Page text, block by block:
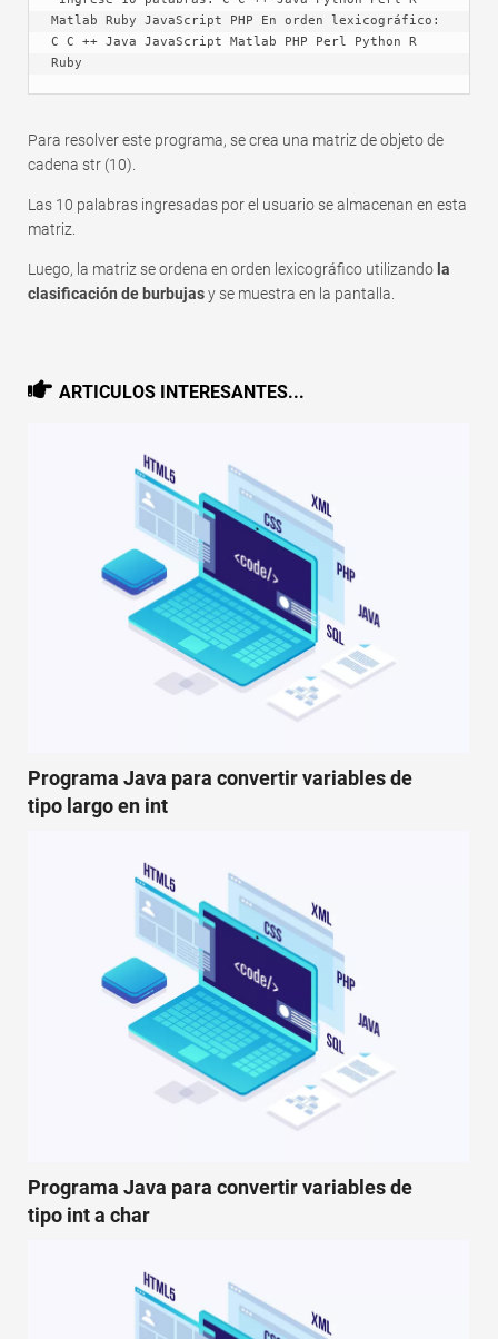
Matlab Ruby JavaScript PHP En orden lexicográfico:
C C ++ Java JavaScript Matlab PHP Perl Python R
Ruby
Para resolver este programa, se crea una matriz de objeto de
cadena str (10).
Las 10 palabras ingresadas por el usuario se almacenan en esta
matriz.
Luego, la matriz se ordena en orden lexicográfico utilizando la
clasificación de burbujasy se muestra en la pantalla.
ARTICULOS INTERESANTES...
Programa Java para convertir variables de
tipo largo en int
Programa Java para convertir variables de
tipo int a char